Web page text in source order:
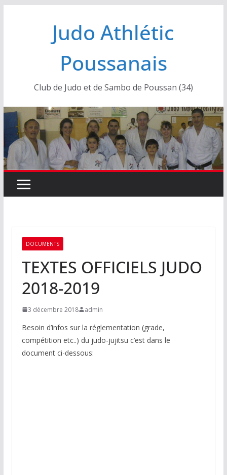
Judo Athlétic
Poussanais
Club de Judo et de Sambo de Poussan (34)
DOCUMENTS
TEXTES OFFICIELS JUDO
2018-2019
3 décembre 2018 admin
Besoin d’infos sur la réglementation (grade,
compétition etc..) du judo-jujitsu c’est dans le
document ci-dessous: